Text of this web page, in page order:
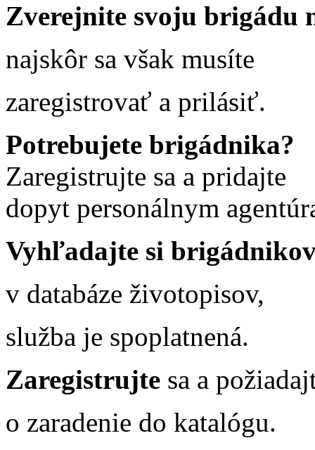
Zverejnite svoju brigádu
najskôr sa však musíte
zaregistrovať a prilásiť.
Potrebujete brigádnika?
Zaregistrujte sa a pridajte
dopyt personálnym
Vyhľadajte si
v databáze životopisov,
služba je spoplatnená.
Zaregistrujte sa a
o zaradenie do katalógu.